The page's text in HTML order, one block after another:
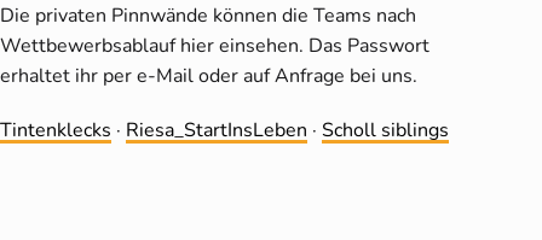
Die privaten Pinnwände können die Teams nach
Wettbewerbsablauf hier einsehen. Das Passwort
erhaltet ihr per e-Mail oder auf Anfrage bei uns.
Tintenklecks · Riesa_StartInsLeben · Scholl siblings